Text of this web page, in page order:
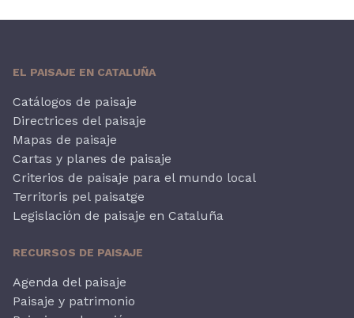
EL PAISAJE EN CATALUÑA
Catálogos de paisaje
Directrices del paisaje
Mapas de paisaje
Cartas y planes de paisaje
Criterios de paisaje para el mundo local
Territoris pel paisatge
Legislación de paisaje en Cataluña
RECURSOS DE PAISAJE
Agenda del paisaje
Paisaje y patrimonio